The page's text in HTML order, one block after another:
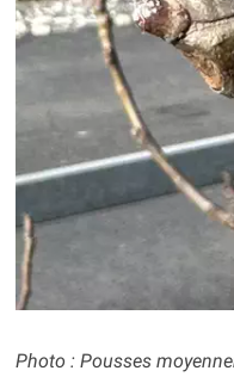
Photo : Pousses